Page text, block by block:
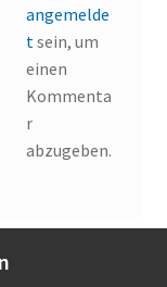
angemelde
tsein, um
einen
Kommenta
r
abzugeben.